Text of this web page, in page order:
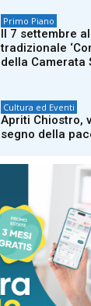
Primo Piano
Il 7 settembre
tradizionale
della Camerata
Cultura ed Eventi
Apriti Chiostro,
segno della
Dopo sette anni
fuochi
programma
del Corteggio
Cultura ed Eventi
Concerto per la